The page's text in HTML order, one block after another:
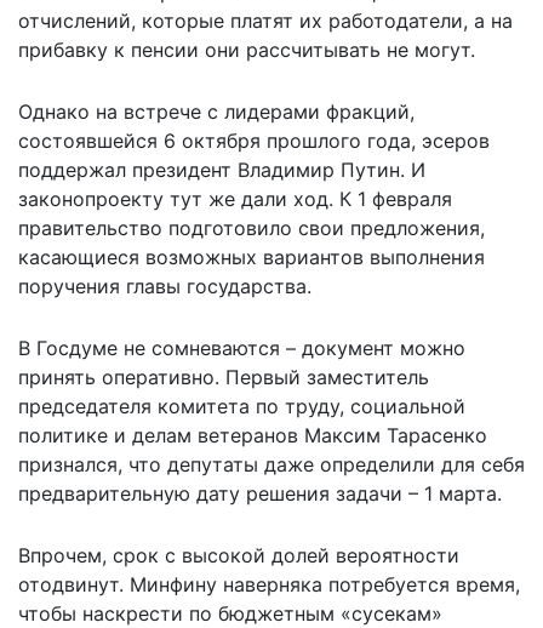
отчислений, которые платят их работодатели, а на
прибавку к пенсии они рассчитывать не могут.
Однако на встрече с лидерами фракций,
состоявшейся 6 октября прошлого года, эсеров
поддержал президент Владимир Путин. И
законопроекту тут же дали ход. К 1 февраля
правительство подготовило свои предложения,
касающиеся возможных вариантов выполнения
поручения главы государства.
В Госдуме не сомневаются – документ можно
принять оперативно. Первый заместитель
председателя комитета по труду, социальной
политике и делам ветеранов Максим Тарасенко
признался, что депутаты даже определили для себя
предварительную дату решения задачи – 1 марта.
Впрочем, срок с высокой долей вероятности
отодвинут. Минфину наверняка потребуется время,
чтобы наскрести по бюджетным «сусекам»